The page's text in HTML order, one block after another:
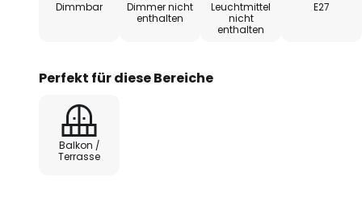
Technische Daten:
- Erfassungsbereich Sensor: 6-10
Dimmbar
Dimmer nicht
enthalten
Leuchtmittel
nicht
enthalten
E27
Perfekt für diese Bereiche
Balkon /
Terrasse